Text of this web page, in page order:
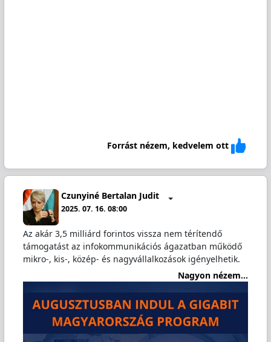
Forrást nézem, kedvelem ott
Czunyiné Bertalan Judit
2025. 07. 16. 08:00
Az akár 3,5 milliárd forintos vissza nem térítendő
támogatást az infokommunikációs ágazatban működő
mikro-, kis-, közép- és nagyvállalkozások igényelhetik.
Nagyon nézem...